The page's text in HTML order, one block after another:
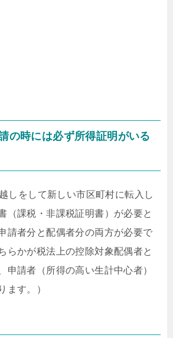
の時には必ず所得証明がいる
しをして新しい市区町村に転入し
（課税・非課税証明書）が必要と
請者分と配偶者分の両方が必要で
らかが税法上の控除対象配偶者と
申請者（所得の高い生計中心者）
ます。）